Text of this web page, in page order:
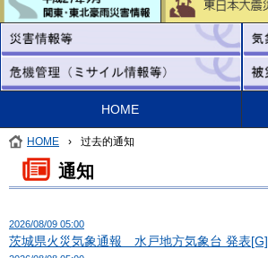
HOME
HOME › 过去的通知
通知
2026/08/09 05:00
茨城県火災気象通報 水戸地方気象台 発表[G]